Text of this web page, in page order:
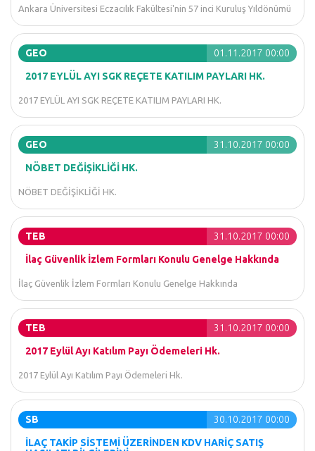
Ankara Üniversitesi Eczacılık Fakültesi'nin 57 inci Kuruluş Yıldönümü
GEO 01.11.2017 00:00
2017 EYLÜL AYI SGK REÇETE KATILIM PAYLARI HK.
2017 EYLÜL AYI SGK REÇETE KATILIM PAYLARI HK.
GEO 31.10.2017 00:00
NÖBET DEĞİŞİKLİĞİ HK.
NÖBET DEĞİŞİKLİĞİ HK.
TEB 31.10.2017 00:00
İlaç Güvenlik İzlem Formları Konulu Genelge Hakkında
İlaç Güvenlik İzlem Formları Konulu Genelge Hakkında
TEB 31.10.2017 00:00
2017 Eylül Ayı Katılım Payı Ödemeleri Hk.
2017 Eylül Ayı Katılım Payı Ödemeleri Hk.
SB 30.10.2017 00:00
İLAÇ TAKİP SİSTEMİ ÜZERİNDEN KDV HARİÇ SATIŞ